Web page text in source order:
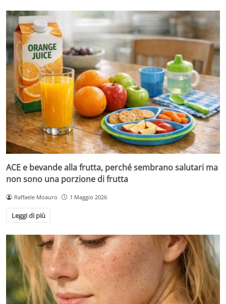
ACE e bevande alla frutta, perché sembrano salutari ma
non sono una porzione di frutta
Raffaele Moauro 1 Maggio 2026
Leggi di più